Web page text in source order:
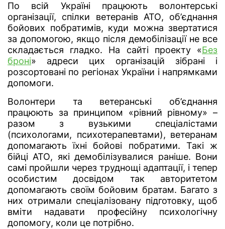
По всій Україні працюють волонтерські
організації, спілки ветеранів АТО, об’єднання
бойових побратимів, куди можна звертатися
за допомогою, якщо після демобілізації не все
складається гладко. На сайті проекту «Без
броні» адреси цих організацій зібрані і
розсортовані по регіонах України і напрямками
допомоги.
Волонтери та ветеранські об’єднання
працюють за принципом «рівний рівному» –
разом з вузькими спеціалістами
(психологами, психотерапевтами), ветеранам
допомагають їхні бойові побратими. Такі ж
бійці АТО, які демобілізувалися раніше. Вони
самі пройшли через труднощі адаптації, і тепер
особистим досвідом так авторитетом
допомагають своїм бойовим братам. Багато з
них отримали спеціалізовану підготовку, щоб
вміти надавати професійну психологічну
допомогу, коли це потрібно.